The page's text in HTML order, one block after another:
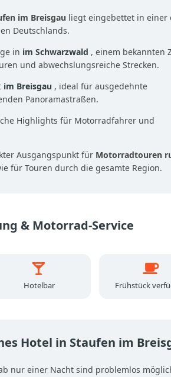
im Breisgau liegt eingebettet in einer
Deutschlands.
in im Schwarzwald , einem bekannten
und abwechslungsreiche Strecken.
im Breisgau , ideal für ausgedehnte
Panoramastraßen.
Highlights für Motorradfahrer und
Ausgangspunkt für Motorradtouren
für Touren durch die gesamte Region.
& Motorrad-Service
Hotelbar Frühstück
Hotel in Staufen im
nur einer Nacht sind problemlos